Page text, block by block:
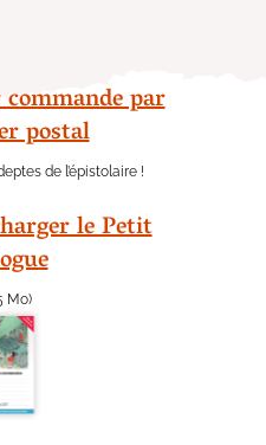
commande par
postal
de l’épistolaire !
le Petit
Mo)